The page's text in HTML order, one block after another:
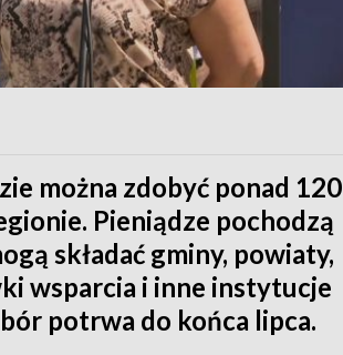
można zdobyć ponad 120
Pieniądze pochodzą
składać gminy, powiaty,
wsparcia i inne instytucje
potrwa do końca lipca.